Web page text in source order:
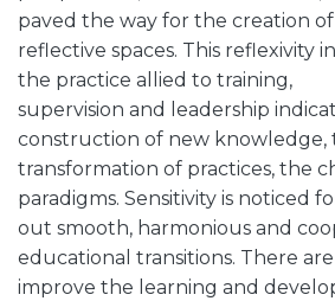
paved the way for the creation of
reflective spaces. This reflexivity
the practice allied to training,
supervision and leadership
construction of new knowledge,
transformation of practices, the
paradigms. Sensitivity is noticed
out smooth, harmonious and
educational transitions. There
improve the learning and